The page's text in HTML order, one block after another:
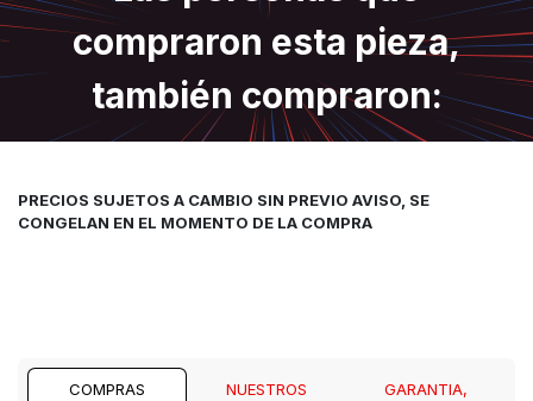
compraron esta pieza,
también compraron:
PRECIOS SUJETOS A CAMBIO SIN PREVIO AVISO, SE
CONGELAN EN EL MOMENTO DE LA COMPRA
COMPRAS
NUESTROS
GARANTIA,